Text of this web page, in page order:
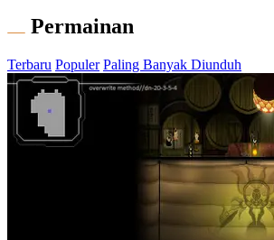
Permainan
Terbaru Populer Paling Banyak Diunduh